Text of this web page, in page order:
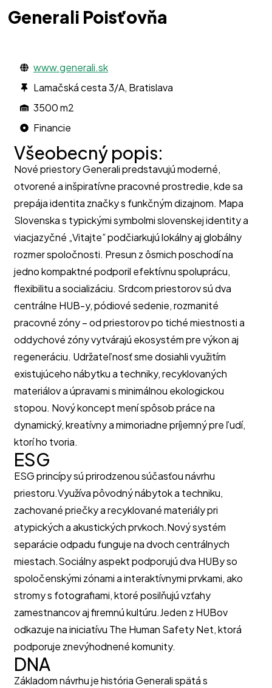
Generali Poisťovňa
www.generali.sk
Lamačská cesta 3/A, Bratislava
3500 m2
Financie
Všeobecný popis:
Nové priestory Generali predstavujú moderné,
otvorené a inšpiratívne pracovné prostredie, kde sa
prepája identita značky s funkčným dizajnom. Mapa
Slovenska s typickými symbolmi slovenskej identity a
viacjazyčné „Vitajte” podčiarkujú lokálny aj globálny
rozmer spoločnosti. Presun z ôsmich poschodí na
jedno kompaktné podporil efektívnu spoluprácu,
flexibilitu a socializáciu. Srdcom priestorov sú dva
centrálne HUB-y, pódiové sedenie, rozmanité
pracovné zóny – od priestorov po tiché miestnosti a
oddychové zóny vytvárajú ekosystém pre výkon aj
regeneráciu. Udržateľnosť sme dosiahli využitím
existujúceho nábytku a techniky, recyklovaných
materiálov a úpravami s minimálnou ekologickou
stopou. Nový koncept mení spôsob práce na
dynamický, kreatívny a mimoriadne príjemný pre ľudí,
ktorí ho tvoria.
ESG
ESG princípy sú prirodzenou súčasťou návrhu
priestoru.Využíva pôvodný nábytok a techniku,
zachované priečky a recyklované materiály pri
atypických a akustických prvkoch.Nový systém
separácie odpadu funguje na dvoch centrálnych
miestach.Sociálny aspekt podporujú dva HUBy so
spoločenskými zónami a interaktívnymi prvkami, ako
stromy s fotografiami, ktoré posilňujú vzťahy
zamestnancov aj firemnú kultúru.Jeden z HUBov
odkazuje na iniciatívu The Human Safety Net, ktorá
podporuje znevýhodnené komunity.
DNA
Základom návrhu je história Generali spätá s